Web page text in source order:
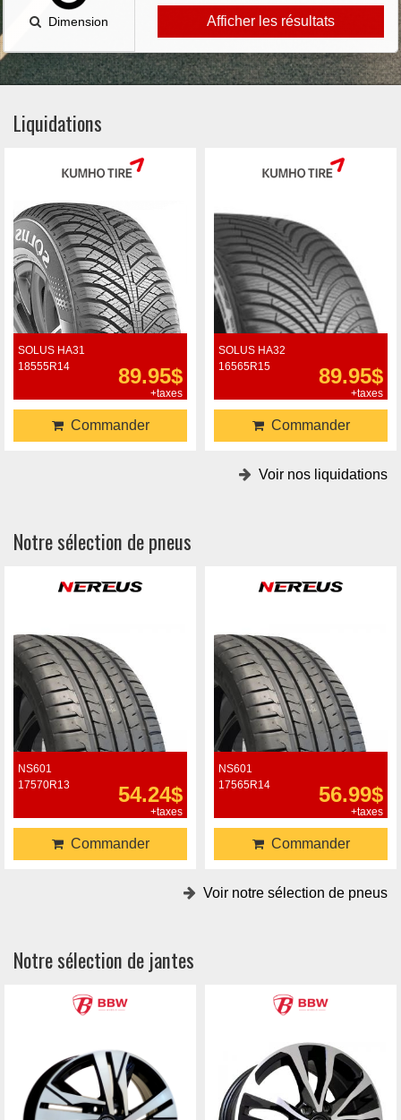
Dimension Afficher les résultats
Liquidations
SOLUS HA31
18555R14
89.95$
+taxes
Commander
SOLUS HA32
16565R15
89.95$
+taxes
Commander
Voir nos liquidations
Notre sélection de pneus
NS601
17570R13
54.24$
+taxes
Commander
NS601
17565R14
56.99$
+taxes
Commander
Voir notre sélection de pneus
Notre sélection de jantes